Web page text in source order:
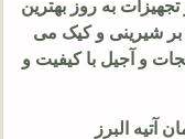
به روز بهترین
بر شیرینی و کیک می
و آجیل با کیفیت و
آتیه البرز